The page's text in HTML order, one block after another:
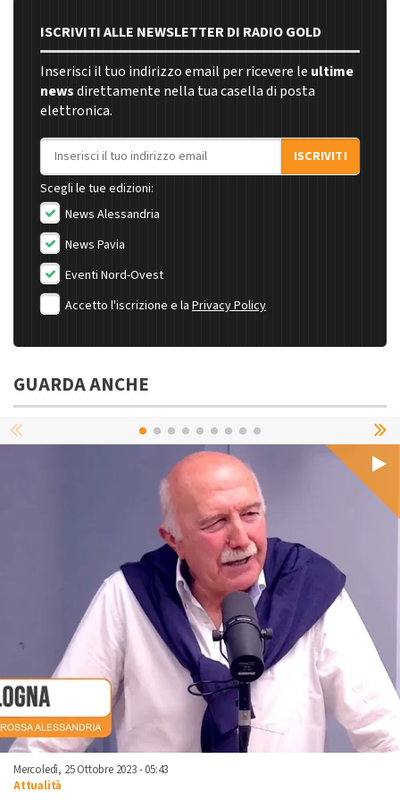
ISCRIVITI ALLE NEWSLETTER DI RADIO GOLD
Inserisci il tuo indirizzo email per ricevere le ultime
newsdirettamente nella tua casella di posta
elettronica.
Indirizzo email
ISCRIVITI
Scegli le tue edizioni:
News Alessandria
News Pavia
Eventi Nord-Ovest
Accetto l'iscrizione e la Privacy Policy
GUARDA ANCHE
Mercoledì, 25 Ottobre 2023 - 05:43
Attualità